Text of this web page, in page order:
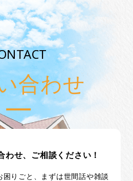
合わせ
わせ、ご相談ください！
りごと、まずは世間話や雑談